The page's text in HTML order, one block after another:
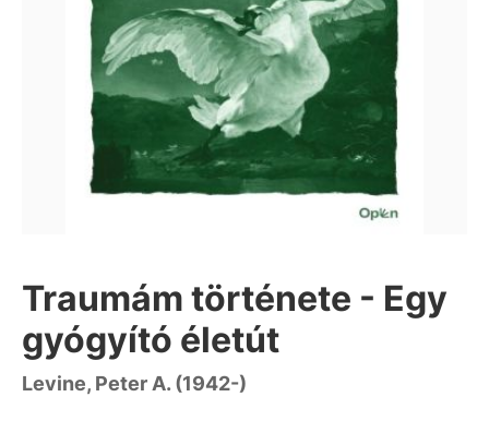
Traumám története - Egy
gyógyító életút
Levine, Peter A. (1942-)